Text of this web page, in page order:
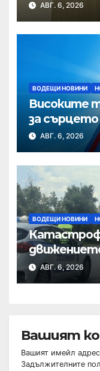
АВГ. 6, 2026
ВОДЕЩИ НОВИНИ
Високите
за сърцето
АВГ. 6, 2026
ВОДЕЩИ НОВИНИ
Хиподрума
АВГ. 6, 2026
Вашият
Вашият имейл
Задължителните